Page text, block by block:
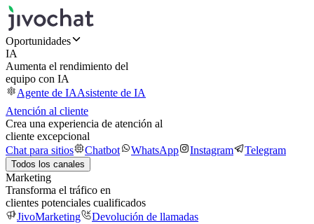
Oportunidades
IA
Aumenta el rendimiento del
equipo con IA
Agente de IAAsistente de IA
Atención al cliente
Crea una experiencia de atención al
cliente excepcional
Chat para sitios
Chatbot WhatsApp Instagram Telegram
Todos los canales
Marketing
Transforma el tráfico en
clientes potenciales cualificados
JivoMarketing
Devolución de llamadas